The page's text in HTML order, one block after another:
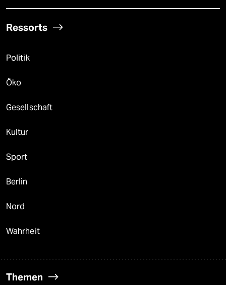
Ressorts
Politik
Öko
Gesellschaft
Kultur
Sport
Berlin
Nord
Wahrheit
Themen